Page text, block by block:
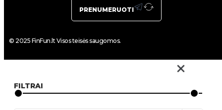
PRENUMERUOTI
© 2025 FinFun.lt Visos teisės saugomos.
FILTRAI